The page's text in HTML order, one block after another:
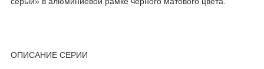
ОПИСАНИЕ СЕРИИ